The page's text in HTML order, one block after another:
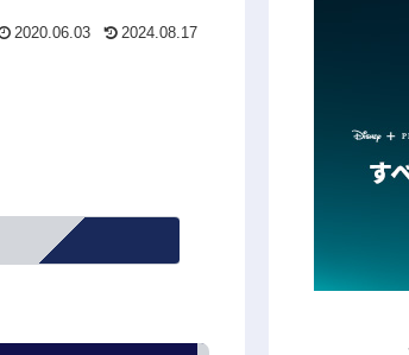
2020.06.03 2024.08.17